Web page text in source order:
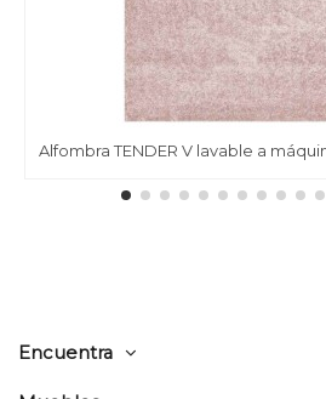
Alfombra TENDER V lavable a
Encuentra